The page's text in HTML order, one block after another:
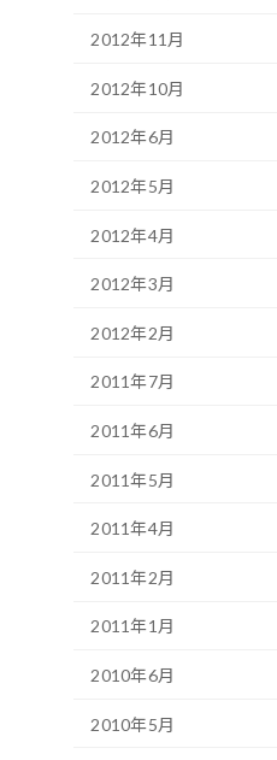
2012年11月
2012年10月
2012年6月
2012年5月
2012年4月
2012年3月
2012年2月
2011年7月
2011年6月
2011年5月
2011年4月
2011年2月
2011年1月
2010年6月
2010年5月